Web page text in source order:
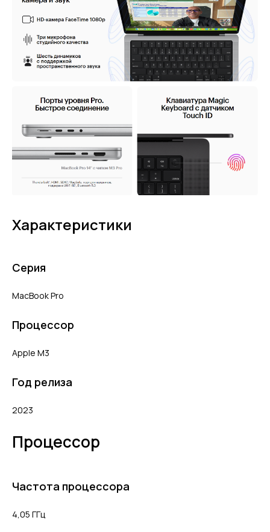
Характеристики
Серия
MacBook Pro
Процессор
Apple M3
Год релиза
2023
Процессор
Частота процессора
4,05 ГГц